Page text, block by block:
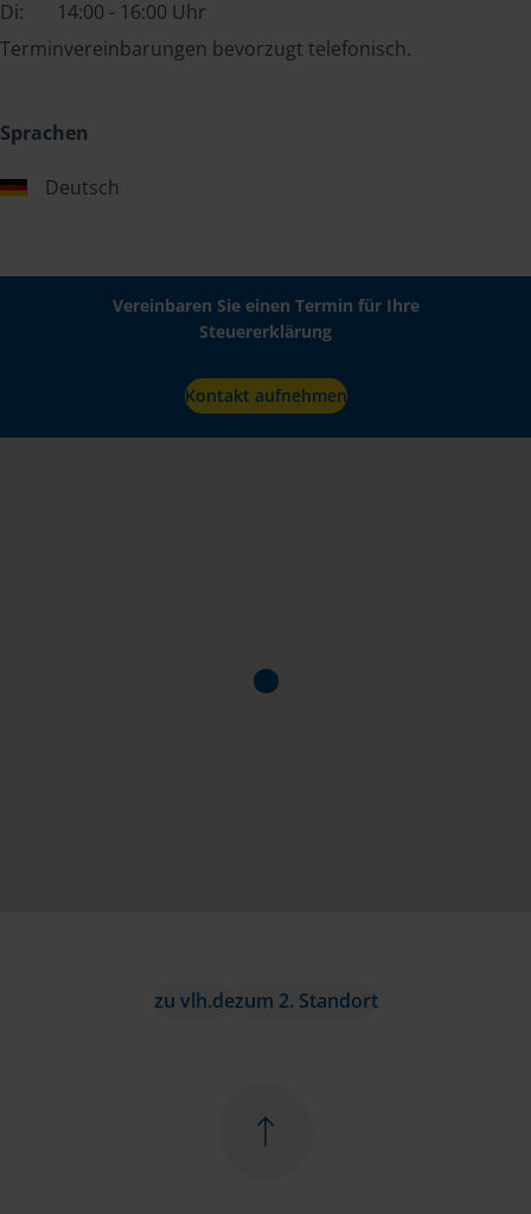
Di:
14:00 - 16:00 Uhr
Terminvereinbarungen bevorzugt telefonisch.
Sprachen
Deutsch
Vereinbaren Sie einen Termin für Ihre
Steuererklärung
Kontakt aufnehmen
zu vlh.dezum 2. Standort